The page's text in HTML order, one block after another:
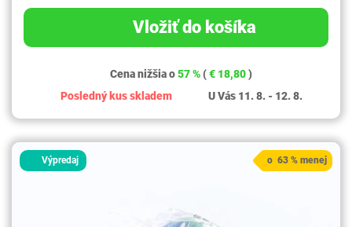
Vložiť do košíka
Cena nižšia o57 % (€ 18,80)
Posledný kus skladem
U Vás 11. 8. - 12. 8.
Výpredaj o 63 % menej